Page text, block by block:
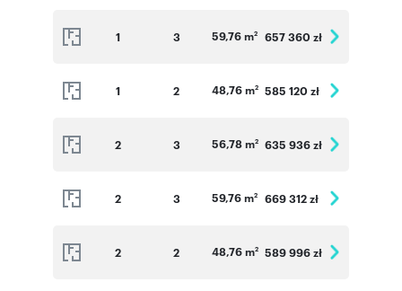
1 3 59,76 m2 657 360 zł
1 2 48,76 m2 585 120 zł
2 3 56,78 m2 635 936 zł
2 3 59,76 m2 669 312 zł
2 2 48,76 m2 589 996 zł